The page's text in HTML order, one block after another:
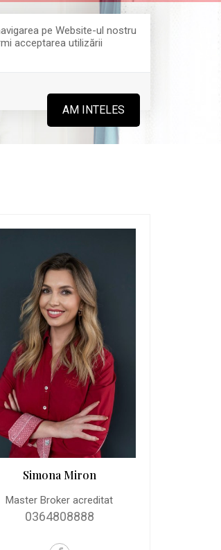
pe Website-ul nostru
acceptarea utilizării
AM INTELES
808 888
Simona Miron
Master Broker acreditat
0364808888